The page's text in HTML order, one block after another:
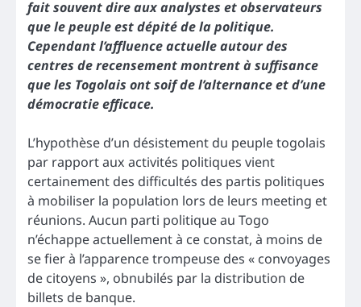
fait souvent dire aux analystes et observateurs
que le peuple est dépité de la politique.
Cependant l’affluence actuelle autour des
centres de recensement montrent à suffisance
que les Togolais ont soif de l’alternance et d’une
démocratie efficace.
L’hypothèse d’un désistement du peuple togolais
par rapport aux activités politiques vient
certainement des difficultés des partis politiques
à mobiliser la population lors de leurs meeting et
réunions. Aucun parti politique au Togo
n’échappe actuellement à ce constat, à moins de
se fier à l’apparence trompeuse des « convoyages
de citoyens », obnubilés par la distribution de
billets de banque.